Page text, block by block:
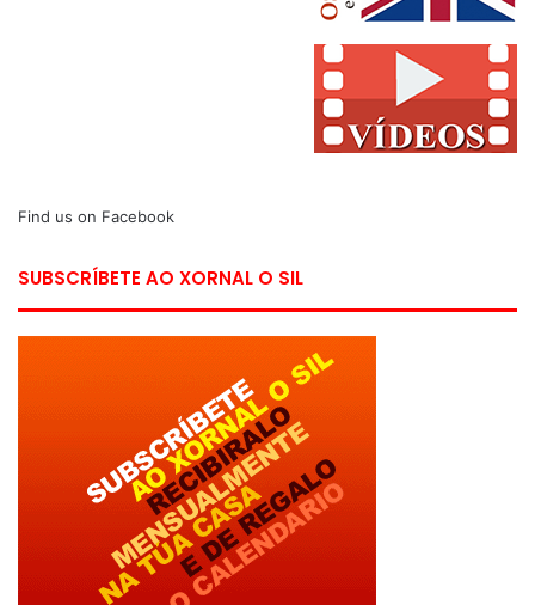
Find us on Facebook
SUBSCRÍBETE AO XORNAL O SIL